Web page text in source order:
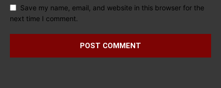
Save my name, email, and website in this browser for the
next time I comment.